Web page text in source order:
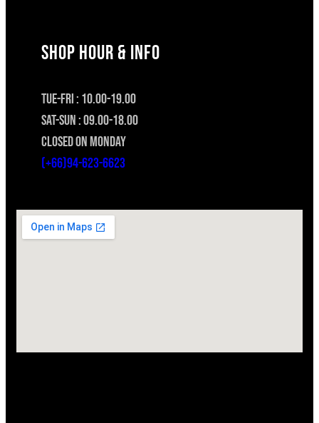
SHOP HOUR & INFO
TUE-FRI : 10.00-19.00
SAT-SUN : 09.00-18.00
CLOSED ON MONDAY
(+66)94-623-6623